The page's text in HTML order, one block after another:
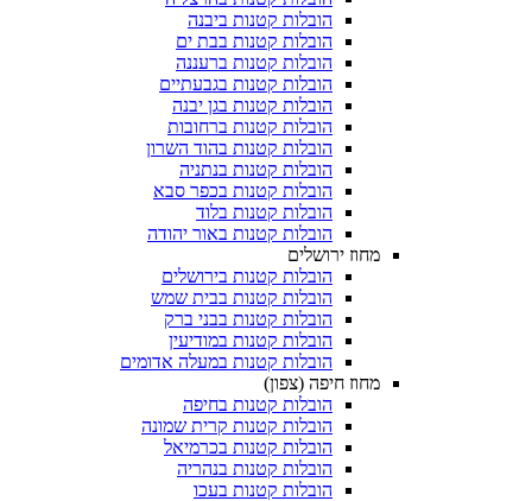
הובלות קטנות ביבנה
הובלות קטנות בבת ים
הובלות קטנות ברעננה
הובלות קטנות בגבעתיים
הובלות קטנות בגן יבנה
הובלות קטנות ברחובות
הובלות קטנות בהוד השרון
הובלות קטנות בנתניה
הובלות קטנות בכפר סבא
הובלות קטנות בלוד
הובלות קטנות באור יהודה
הובלות קטנות בירושלים
הובלות קטנות בבית שמש
הובלות קטנות בבני ברק
הובלות קטנות במודיעין
הובלות קטנות במעלה אדומים
הובלות קטנות בחיפה
הובלות קטנות קרית שמונה
הובלות קטנות בכרמיאל
הובלות קטנות בנהריה
הובלות קטנות בעכו